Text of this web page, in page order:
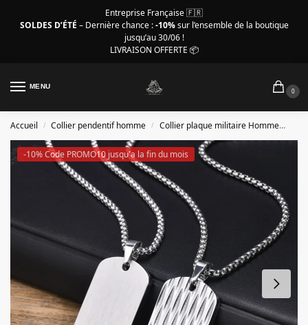
Entreprise Française 🇫🇷
SOLDES D’ÉTÉ – Dernière chance :-10%sur l’ensemble de la boutique
jusqu’au 30/06 !
LIVRAISON OFFERTE 📦
MENU
0
Accueil / Collier pendentif homme / Collier plaque militaire Homme
-10% Code PROMO10 jusqu'a la fin du mois